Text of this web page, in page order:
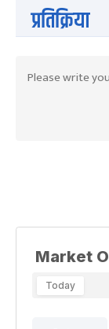
प्रतिक्रिया